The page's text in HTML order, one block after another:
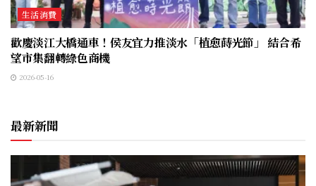
生活消費
歡慶淡江大橋通車！侯友宜力推淡水「植愈蒔光節」 結合希
望市集翻轉綠色商機
2026-05-16
最新新聞